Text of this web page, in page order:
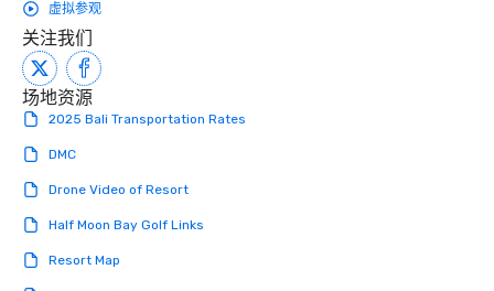
虚拟参观
关注我们
场地资源
2025 Bali Transportation Rates
DMC
Drone Video of Resort
Half Moon Bay Golf Links
Resort Map